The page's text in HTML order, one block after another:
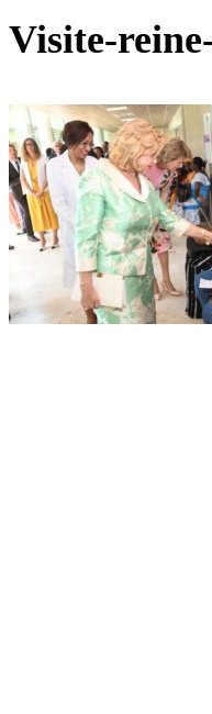
Visite-